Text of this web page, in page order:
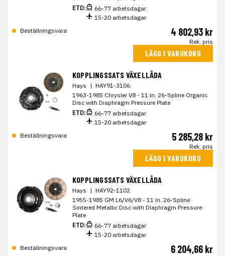
ETD:
66-77 arbetsdagar
15-20 arbetsdagar
Beställningsvara
4 802,93 kr
Rek. pris
LÄGG I VARUKORG
KOPPLINGSSATS VÄXELLÅDA
Hays | HAY91-3106
1963-1985 Chrysler V8 - 11 in. 26-Spline Organic
Disc with Diaphragm Pressure Plate
ETD:
66-77 arbetsdagar
15-20 arbetsdagar
Beställningsvara
5 285,28 kr
Rek. pris
LÄGG I VARUKORG
KOPPLINGSSATS VÄXELLÅDA
Hays | HAY92-1102
1955-1985 GM L6/V6/V8 - 11 in. 26-Spline
Sintered Metallic Disc with Diaphragm Pressure
Plate
ETD:
66-77 arbetsdagar
15-20 arbetsdagar
Beställningsvara
6 204,66 kr